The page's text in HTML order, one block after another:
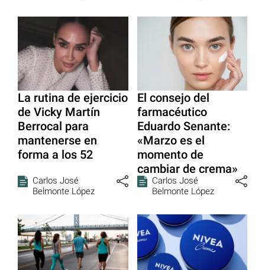
La rutina de ejercicio
de Vicky Martín
Berrocal para
mantenerse en
forma a los 52
Carlos José
Belmonte López
El consejo del
farmacéutico
Eduardo Senante:
«Marzo es el
momento de
cambiar de crema»
Carlos José
Belmonte López